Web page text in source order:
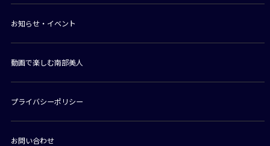
お知らせ・イベント
動画で楽しむ南部美人
プライバシーポリシー
お問い合わせ